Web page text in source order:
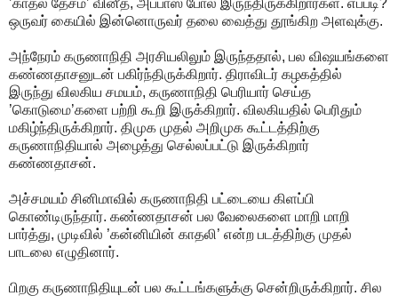
ஒருவர் கையில் இன்னொருவர் தலை வைத்து தூங்கிற அளவுக்கு.
அந்நேரம் கருணாநிதி அரசியலிலும் இருந்ததால், பல விஷயங்களை
கண்ணதாசனுடன் பகிர்ந்திருக்கிறார். திராவிடர் கழகத்தில்
இருந்து விலகிய சமயம், கருணாநிதி பெரியார் செய்த
’கொடுமை’களை பற்றி கூறி இருக்கிறார். விலகியதில் பெரிதும்
மகிழ்ந்திருக்கிறார். திமுக முதல் அறிமுக கூட்டத்திற்கு
கருணாநிதியால் அழைத்து செல்லப்பட்டு இருக்கிறார்
கண்ணதாசன்.
அச்சமயம் சினிமாவில் கருணாநிதி பட்டையை கிளப்பி
கொண்டிருந்தார். கண்ணதாசன் பல வேலைகளை மாறி மாறி
பார்த்து, முடிவில் ’கன்னியின் காதலி’ என்ற படத்திற்கு முதல்
பாடலை எழுதினார்.
பிறகு கருணாநிதியுடன் பல கூட்டங்களுக்கு சென்றிருக்கிறார். சில